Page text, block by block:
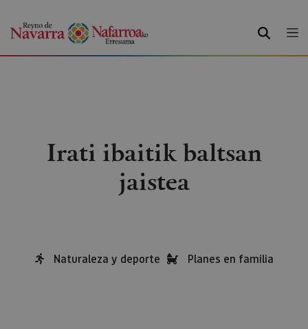
BILATU
Irati ibaitik baltsan
jaistea
Naturaleza y deporte Planes en familia